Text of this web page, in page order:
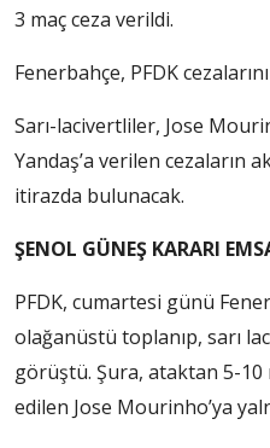
3 maç ceza verildi.
Fenerbahçe, PFDK
Sarı-lacivertliler, Jose
Yandaş’a verilen cezaların
itirazda bulunacak.
ŞENOL GÜNEŞ KARARI
PFDK, cumartesi günü
olağanüstü toplanıp, sarı
görüştü. Şura, ataktan 5-10
edilen Jose Mourinho’ya